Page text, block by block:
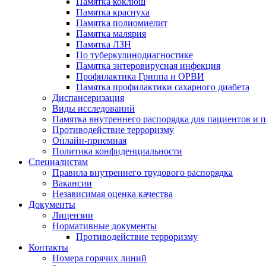
Памятка краснуха
Памятка полиомиелит
Памятка малярия
Памятка ЛЗН
По туберкулинодиагностике
Памятка энтеровирусная инфекция
Профилактика Гриппа и ОРВИ
Памятка профилактики сахарного диабета
Диспансеризация
Виды исследований
Памятка внутреннего распорядка для пациентов и
Противодействие терроризму
Онлайн-приемная
Политика конфиденциальности
Cпециалистам
Правила внутреннего трудового распорядка
Вакансии
Независимая оценка качества
Документы
Лицензии
Нормативные документы
Противодействие терроризму
Контакты
Номера горячих линий